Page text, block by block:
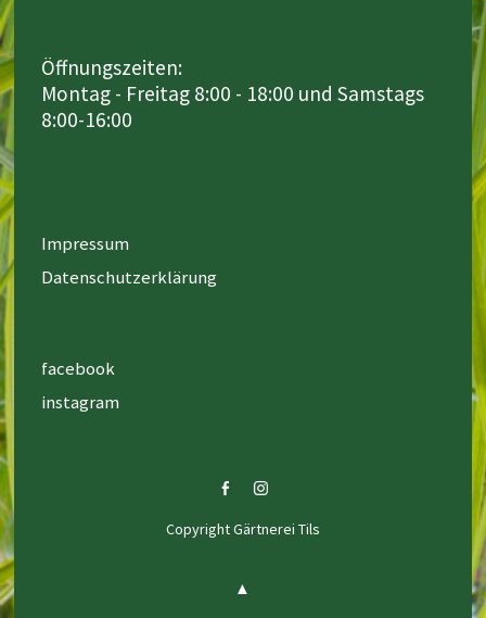
Öffnungszeiten:
Montag - Freitag 8:00 - 18:00 und Samstags
8:00-16:00
Impressum
Datenschutzerklärung
facebook
instagram
facebookinstagram
Copyright Gärtnerei Tils